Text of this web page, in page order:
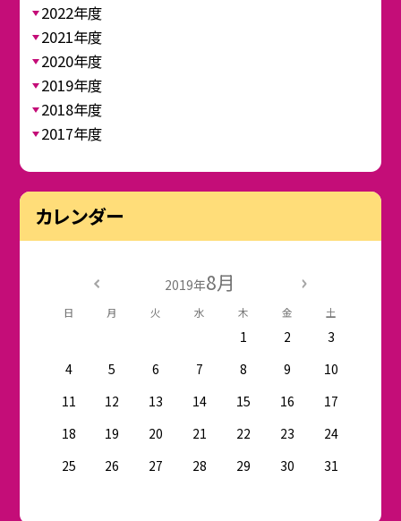
2022年度
2021年度
2020年度
2019年度
2018年度
2017年度
カレンダー
2019年8月
日 月 火 水 木 金 土
1 2
3
4
5 6 7 8 9
10
11
12 13 14 15 16
17
18
19 20 21 22 23
24
25
26 27 28 29 30 31